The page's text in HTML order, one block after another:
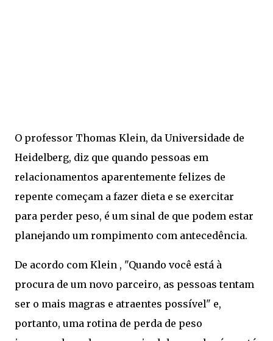
O professor Thomas Klein, da Universidade de
Heidelberg, diz que quando pessoas em
relacionamentos aparentemente felizes de
repente começam a fazer dieta e se exercitar
para perder peso, é um sinal de que podem estar
planejando um rompimento com antecedência.
De acordo com Klein , "Quando você está à
procura de um novo parceiro, as pessoas tentam
ser o mais magras e atraentes possível" e,
portanto, uma rotina de perda de peso